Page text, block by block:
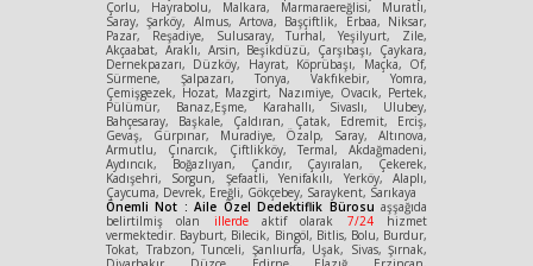
Çorlu, Hayrabolu, Malkara, Marmaraereğlisi, Muratlı,
Saray, Şarköy, Almus, Artova, Başçiftlik, Erbaa, Niksar,
Pazar, Reşadiye, Sulusaray, Turhal, Yeşilyurt, Zile,
Akçaabat, Araklı, Arsin, Beşikdüzü, Çarşıbaşı, Çaykara,
Dernekpazarı, Düzköy, Hayrat, Köprübaşı, Maçka, Of,
Sürmene, Şalpazarı, Tonya, Vakfıkebir, Yomra,
Çemişgezek, Hozat, Mazgirt, Nazımiye, Ovacık, Pertek,
Pülümür, Banaz,Eşme, Karahallı, Sivaslı, Ulubey,
Bahçesaray, Başkale, Çaldıran, Çatak, Edremit, Erciş,
Gevaş, Gürpınar, Muradiye, Özalp, Saray, Altınova,
Armutlu, Çınarcık, Çiftlikköy, Termal, Akdağmadeni,
Aydıncık, Boğazlıyan, Çandır, Çayıralan, Çekerek,
Kadışehri, Sorgun, Şefaatli, Yenifakılı, Yerköy, Alaplı,
Çaycuma, Devrek, Ereğli, Gökçebey, Saraykent, Sarıkaya
Önemli Not : Aile Özel Dedektiflik Bürosu aşşağıda
belirtilmiş olan illerdeaktif olarak 7/24hizmet
vermektedir. Bayburt, Bilecik, Bingöl, Bitlis, Bolu, Burdur,
Tokat, Trabzon, Tunceli, Şanlıurfa, Uşak, Sivas, Şırnak,